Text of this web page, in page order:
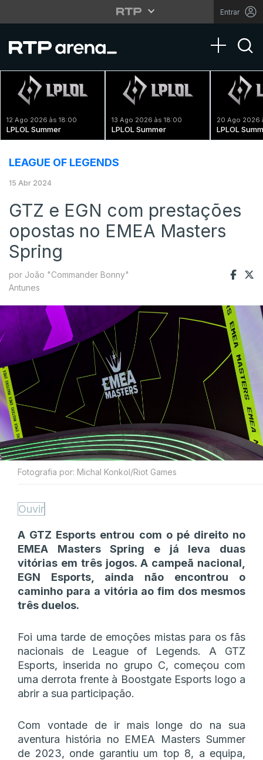
Entrar
Toggle
12 Ago 2026 às 18:00
LPLOL Summer
13 Ago 2026 às 18:00
LPLOL Summer
20 Ago 2026
LPLOL
LEAGUE OF LEGENDS
15 Abr 2024
GTZ e EGN com prestações
opostas no EMEA Masters
Spring
por João "Commander Bonny"
Antunes
Fotografia por: Michal Konkol/Riot Games
Ouvir
A GTZ Esports entrou com o pé direito no
EMEA Masters Spring e já leva duas
vitórias em três jogos. A campeã nacional,
EGN Esports, ainda não encontrou o
caminho para a vitória ao fim dos mesmos
três duelos.
Foi uma tarde de emoções mistas para os fãs
nacionais de League of Legends. A GTZ
Esports, inserida no grupo C, começou com
uma derrota frente à Boostgate Esports logo a
abrir a sua participação.
Com vontade de ir mais longe do na sua
aventura história no EMEA Masters Summer
de 2023, onde garantiu um top 8, a equipa,